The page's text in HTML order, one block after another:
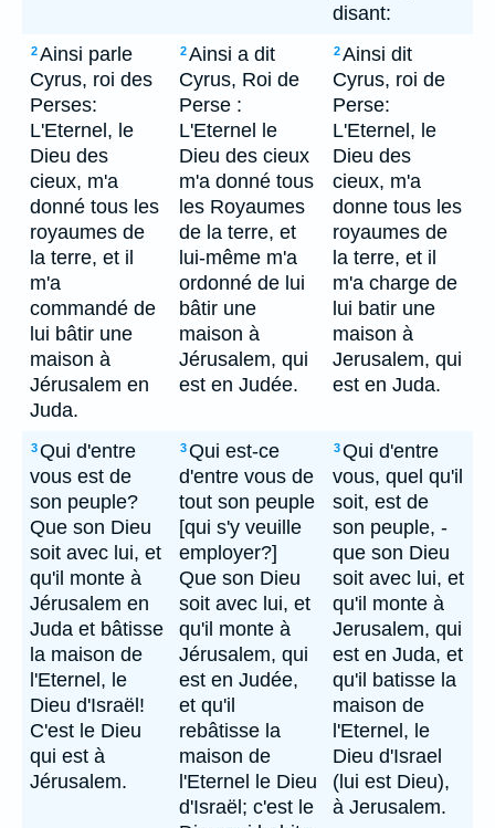
disant:
2Ainsi parle
Cyrus, roi des
Perses:
L'Eternel, le
Dieu des
cieux, m'a
donné tous les
royaumes de
la terre, et il
m'a
commandé de
lui bâtir une
maison à
Jérusalem en
Juda.
2Ainsi a dit
Cyrus, Roi de
Perse :
L'Eternel le
Dieu des cieux
m'a donné tous
les Royaumes
de la terre, et
lui-même m'a
ordonné de lui
bâtir une
maison à
Jérusalem, qui
est en Judée.
2Ainsi dit
Cyrus, roi de
Perse:
L'Eternel, le
Dieu des
cieux, m'a
donne tous les
royaumes de
la terre, et il
m'a charge de
lui batir une
maison à
Jerusalem, qui
est en Juda.
3Qui d'entre
vous est de
son peuple?
Que son Dieu
soit avec lui, et
qu'il monte à
Jérusalem en
Juda et bâtisse
la maison de
l'Eternel, le
Dieu d'Israël!
C'est le Dieu
qui est à
Jérusalem.
3Qui est-ce
d'entre vous de
tout son peuple
[qui s'y veuille
employer?]
Que son Dieu
soit avec lui, et
qu'il monte à
Jérusalem, qui
est en Judée,
et qu'il
rebâtisse la
maison de
l'Eternel le Dieu
d'Israël; c'est le
3Qui d'entre
vous, quel qu'il
soit, est de
son peuple, -
que son Dieu
soit avec lui, et
qu'il monte à
Jerusalem, qui
est en Juda, et
qu'il batisse la
maison de
l'Eternel, le
Dieu d'Israel
(lui est Dieu),
à Jerusalem.